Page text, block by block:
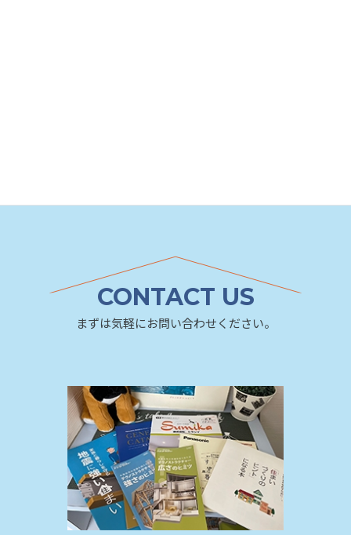
CONTACT US
まずは気軽にお問い合わせください。